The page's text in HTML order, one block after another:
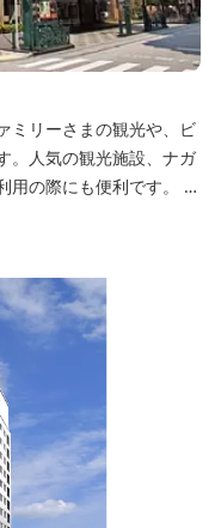
ミリーさまの観光や、ビ
。人気の観光施設、ナガ
用の際にも便利です。 和
うぞお楽しみくださ
機関でのお越しにも大